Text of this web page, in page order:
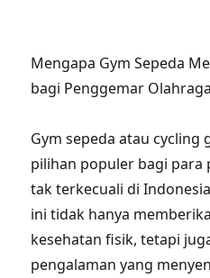
Mengapa Gym Sepeda
bagi Penggemar Olahraga
Gym sepeda atau cycling
pilihan populer bagi para
tak terkecuali di
ini tidak hanya
kesehatan fisik, tetapi
pengalaman yang